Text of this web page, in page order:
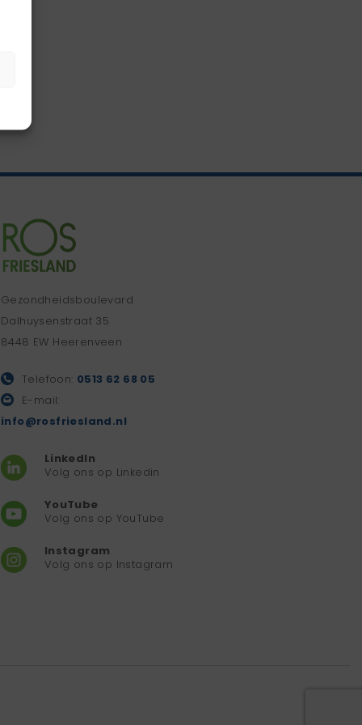
Gezondheidsboulevard
Dalhuysenstraat 35
8448 EW Heerenveen
Telefoon: 0513 62 68 05
E-mail:
info@rosfriesland.nl
LinkedIn
Volg ons op Linkedin
YouTube
Volg ons op YouTube
Instagram
Volg ons op Instagram